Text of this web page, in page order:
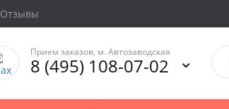
Отзывы
Прием заказов, м. Автозаводская
8 (495) 108-07-02